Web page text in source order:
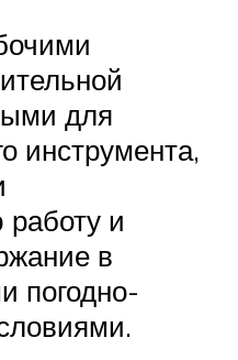
для
инструмента,
и
в
погодно-